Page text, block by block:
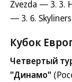
Zvezda — 3. 3.
— 3. 6.
Кубок
Четвертый
"Динамо"